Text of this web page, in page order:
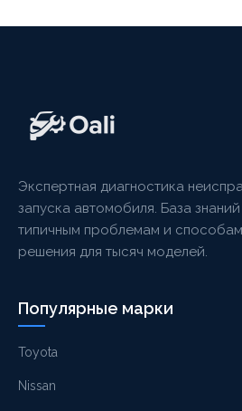
Экспертная диагностика
запуска автомобиля. База
типичным проблемам и
решения для тысяч моделей.
Популярные марки
Toyota
Nissan